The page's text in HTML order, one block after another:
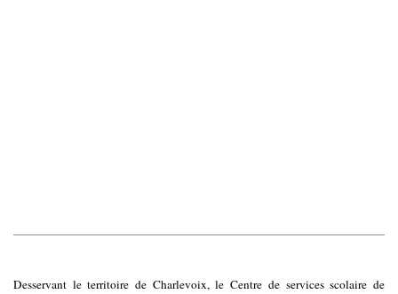
Desservant le territoire de Charlevoix, le Centre de services scolaire de